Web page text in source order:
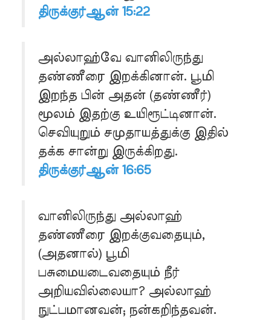
திருக்குர்ஆன் 15:22
அல்லாஹ்வே வானிலிருந்து
தண்ணீரை இறக்கினான். பூமி
இறந்த பின் அதன் (தண்ணீர்)
மூலம் இதற்கு உயிரூட்டினான்.
செவியுறும் சமுதாயத்துக்கு இதில்
தக்க சான்று இருக்கிறது.
திருக்குர்ஆன் 16:65
வானிலிருந்து அல்லாஹ்
தண்ணீரை இறக்குவதையும்,
(அதனால்) பூமி
பசுமையடைவதையும் நீர்
அறியவில்லையா? அல்லாஹ்
நுட்பமானவன்; நன்கறிந்தவன்.